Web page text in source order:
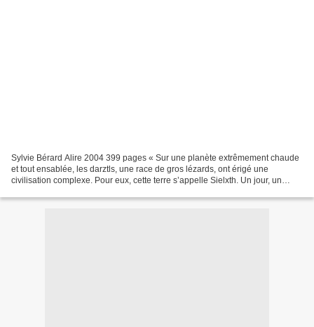
Sylvie Bérard Alire 2004 399 pages « Sur une planète extrêmement chaude
et tout ensablée, les darztls, une race de gros lézards, ont érigé une
civilisation complexe. Pour eux, cette terre s’appelle Sielxth. Un jour, un